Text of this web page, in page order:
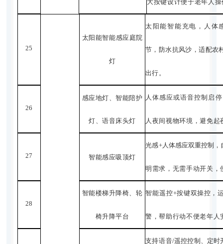
大按键设计便于老年人
25
太阳能智能感应庭院
灯
太阳能智能充电，人体
节，防水抗风沙，适配农
出行。
26
感应地灯、智能陪护
灯、语音床头灯
人体感应或语音控制启
人夜间视物环境，避免起
27 智能感应吸顶灯
光感+人体感应双重控制
明需求，无需手动开关，
28
智能楼梯升降椅、轮
椅升降平台
智能遥控+按键双操控，
警，帮助行动不便老年人
支持语音/遥控控制、定时